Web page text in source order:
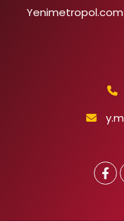
Yenimetropol.com